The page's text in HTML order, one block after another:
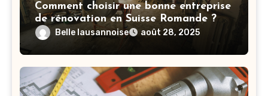
Comment choisir une bonne entreprise
de rénovation en Suisse Romande ?
Belle lausannoise août 28, 2025